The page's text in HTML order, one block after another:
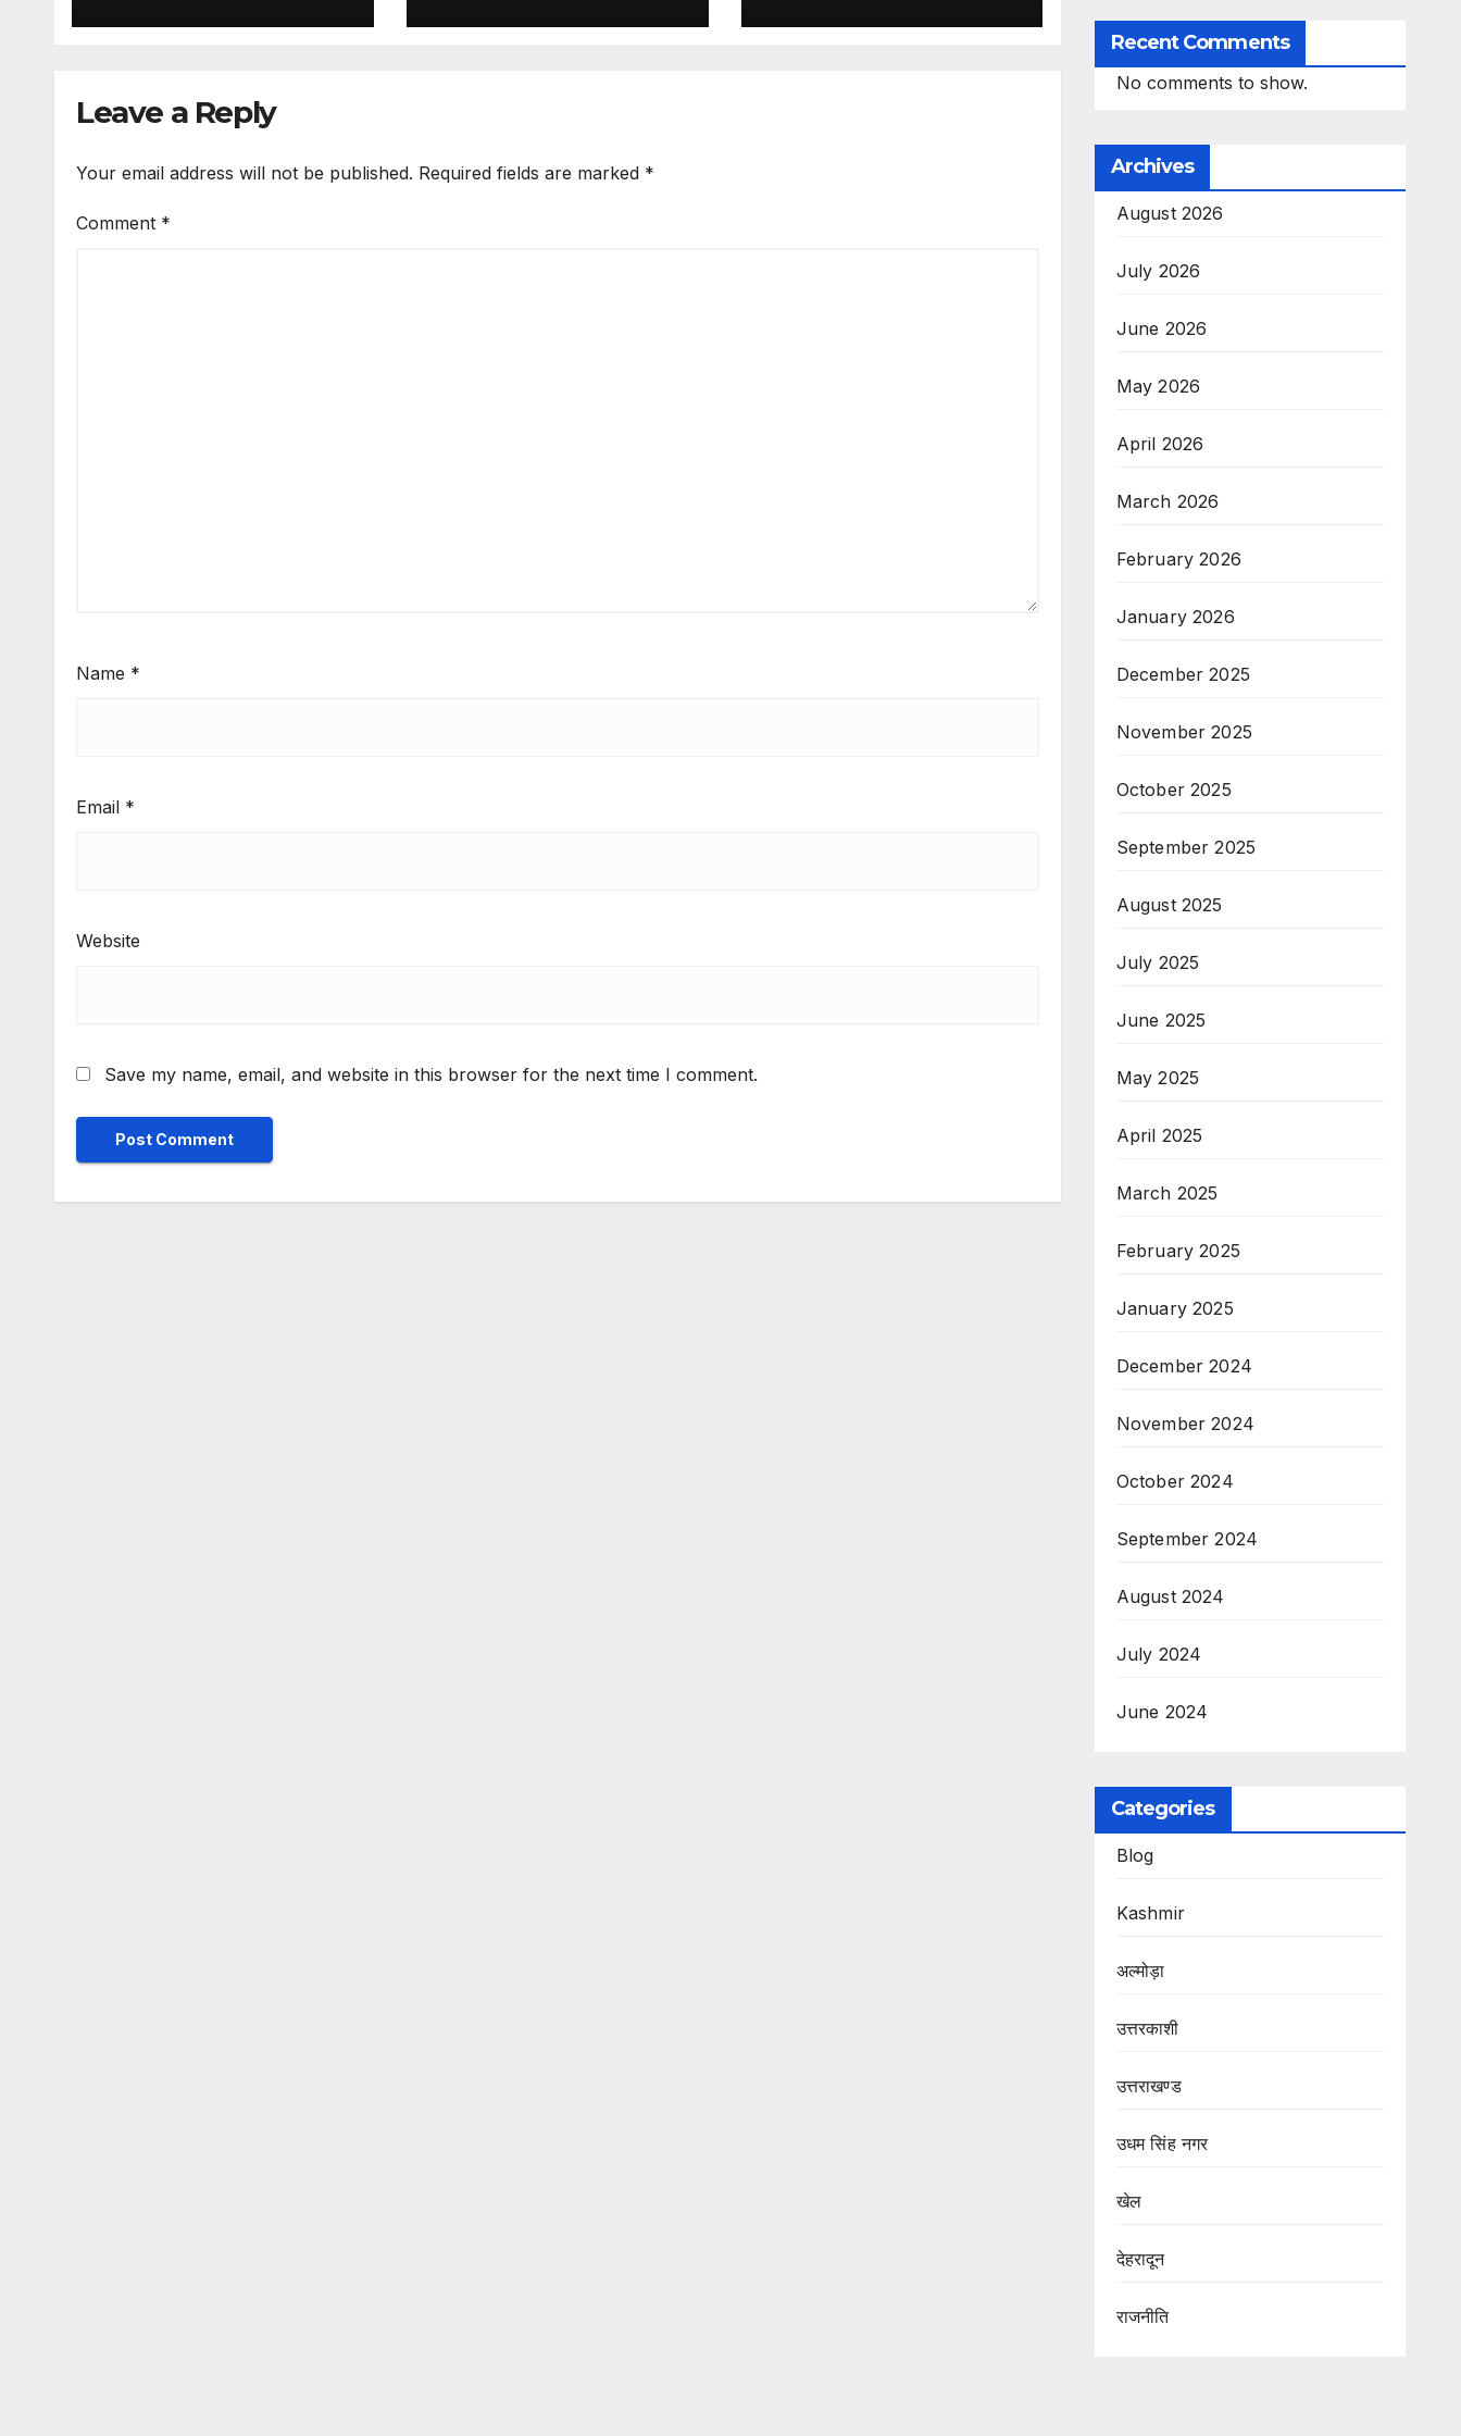
Leave a Reply
Your email address will not be published. Required fields are marked *
Comment *
Name *
Email *
Website
Save my name, email, and website in this browser for the next time I comment.
Recent Comments
No comments to show.
Archives
August 2026
July 2026
June 2026
May 2026
April 2026
March 2026
February 2026
January 2026
December 2025
November 2025
October 2025
September 2025
August 2025
July 2025
June 2025
May 2025
April 2025
March 2025
February 2025
January 2025
December 2024
November 2024
October 2024
September 2024
August 2024
July 2024
June 2024
Categories
Blog
Kashmir
अल्मोड़ा
उत्तरकाशी
उत्तराखण्ड
उधम सिंह नगर
खेल
देहरादून
राजनीति